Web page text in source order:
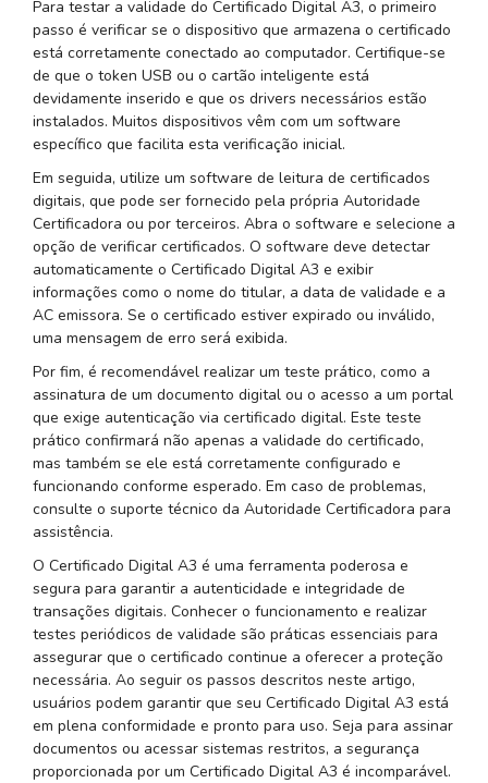
Para testar a validade do Certificado Digital A3, o primeiro
passo é verificar se o dispositivo que armazena o certificado
está corretamente conectado ao computador. Certifique-se
de que o token USB ou o cartão inteligente está
devidamente inserido e que os drivers necessários estão
instalados. Muitos dispositivos vêm com um software
específico que facilita esta verificação inicial.
Em seguida, utilize um software de leitura de certificados
digitais, que pode ser fornecido pela própria Autoridade
Certificadora ou por terceiros. Abra o software e selecione a
opção de verificar certificados. O software deve detectar
automaticamente o Certificado Digital A3 e exibir
informações como o nome do titular, a data de validade e a
AC emissora. Se o certificado estiver expirado ou inválido,
uma mensagem de erro será exibida.
Por fim, é recomendável realizar um teste prático, como a
assinatura de um documento digital ou o acesso a um portal
que exige autenticação via certificado digital. Este teste
prático confirmará não apenas a validade do certificado,
mas também se ele está corretamente configurado e
funcionando conforme esperado. Em caso de problemas,
consulte o suporte técnico da Autoridade Certificadora para
assistência.
O Certificado Digital A3 é uma ferramenta poderosa e
segura para garantir a autenticidade e integridade de
transações digitais. Conhecer o funcionamento e realizar
testes periódicos de validade são práticas essenciais para
assegurar que o certificado continue a oferecer a proteção
necessária. Ao seguir os passos descritos neste artigo,
usuários podem garantir que seu Certificado Digital A3 está
em plena conformidade e pronto para uso. Seja para assinar
documentos ou acessar sistemas restritos, a segurança
proporcionada por um Certificado Digital A3 é incomparável.